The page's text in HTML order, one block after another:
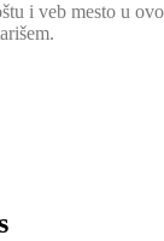
i veb mesto u